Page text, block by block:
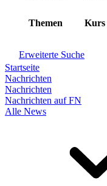
Themen Kurs
Erweiterte Suche
Startseite
Nachrichten
Nachrichten
Nachrichten auf FN
Alle News